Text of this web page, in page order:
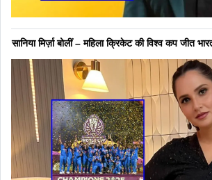
सानिया मिर्ज़ा बोलीं – महिला क्रिकेट की विश्व कप जीत